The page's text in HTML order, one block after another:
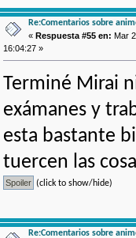
Re:Comentarios sobre
«Respuesta #55 en: Mar
16:04:27 »
Terminé Mirai
exámanes y
esta bastante
tuercen las
(click to show/hide)
Re:Comentarios sobre